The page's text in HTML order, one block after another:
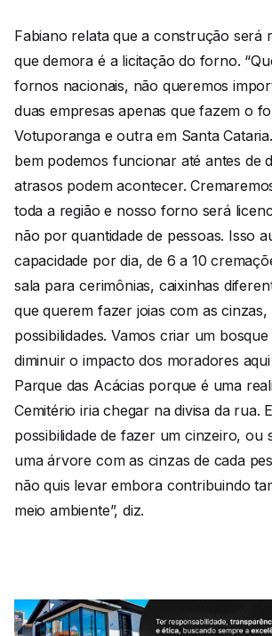
Fabiano relata que a construção será
que demora é a licitação do forno.
fornos nacionais, não queremos
duas empresas apenas que fazem o
Votuporanga e outra em Santa
bem podemos funcionar até antes de
atrasos podem acontecer.
toda a região e nosso forno será
não por quantidade de pessoas. Isso
capacidade por dia, de 6 a 10
sala para cerimônias, caixinhas
que querem fazer joias com as cinzas,
possibilidades. Vamos criar um
diminuir o impacto dos moradores
Parque das Acácias porque é uma
Cemitério iria chegar na divisa da rua.
possibilidade de fazer um cinzeiro, ou
uma árvore com as cinzas de cada
não quis levar embora contribuindo
meio ambiente”, diz.